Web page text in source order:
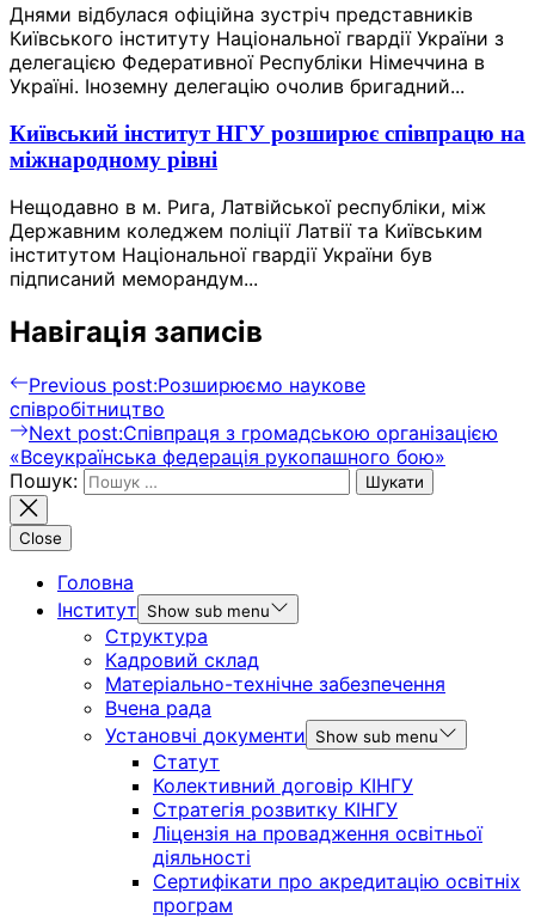
Днями відбулася офіційна зустріч представників
Київського інституту Національної гвардії України з
делегацією Федеративної Республіки Німеччина в
Україні. Іноземну делегацію очолив бригадний...
Київський інститут НГУ розширює співпрацю на
міжнародному рівні
Нещодавно в м. Рига, Латвійської республіки, між
Державним коледжем поліції Латвії та Київським
інститутом Національної гвардії України був
підписаний меморандум...
Навігація записів
Previous post:Розширюємо наукове
співробітництво
Next post:Співпраця з громадською організацією
«Всеукраїнська федерація рукопашного бою»
Пошук:
Close
Головна
Інститут
Show sub menu
Структура
Кадровий склад
Матеріально-технічне забезпечення
Вчена рада
Установчі документи
Show sub menu
Статут
Колективний договір КІНГУ
Стратегія розвитку КІНГУ
Ліцензія на провадження освітньої
діяльності
Сертифікати про акредитацію освітніх
програм